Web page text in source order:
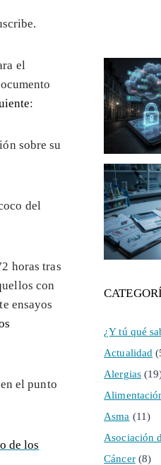
el
:
sobre su
del
horas tras
con
ensayos
el punto
de los
¿Y tú qué
Actualidad
Alergias
Asma (11)
Asociación
Cáncer(8)